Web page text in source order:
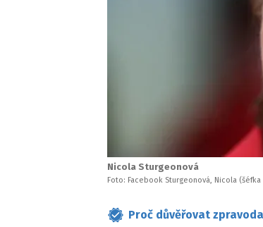
Nicola Sturgeonová
Foto: Facebook Sturgeonová, Nicola (šéfka
Proč důvěřovat